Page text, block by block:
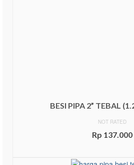
BESI PIPA 2” TEBAL
NOT RATED
Rp 137.000